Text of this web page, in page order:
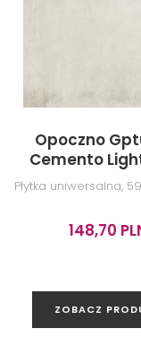
Opoczno
Cemento
Lappato
Płytka uniwersalna,
148,70
ZOBACZ